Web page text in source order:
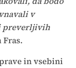
v
preverljivih
in vsebini